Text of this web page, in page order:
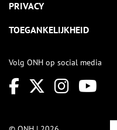
PRIVACY
TOEGANKELIJKHEID
Volg ONH op social media